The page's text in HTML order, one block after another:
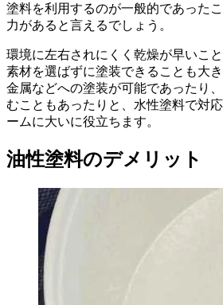
塗料を利用するのが一般的であった
力があると言えるでしょう。
環境に左右されにくく乾燥が早いこ
素材を選ばずに塗装できることも大
金属などへの塗装が可能であったり
むこともあったりと、水性塗料で対
ームに大いに役立ちます。
油性塗料のデメリット